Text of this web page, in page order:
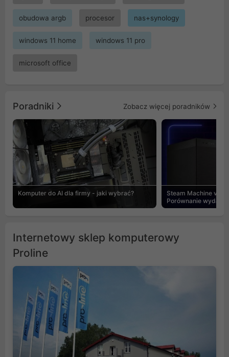
obudowa argb procesor nas+synology
windows 11 home windows 11 pro
microsoft office
Poradniki Zobacz więcej poradników
Komputer do AI dla firmy - jaki wybrać?
Steam Machine vs
Porównanie
Internetowy sklep komputerowy
Proline